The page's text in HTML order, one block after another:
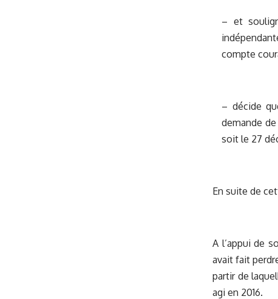
– et
compte
– décide
demande
soit le 27
En suite de
A l’appui de
avait fait
partir de
agi en 2016.